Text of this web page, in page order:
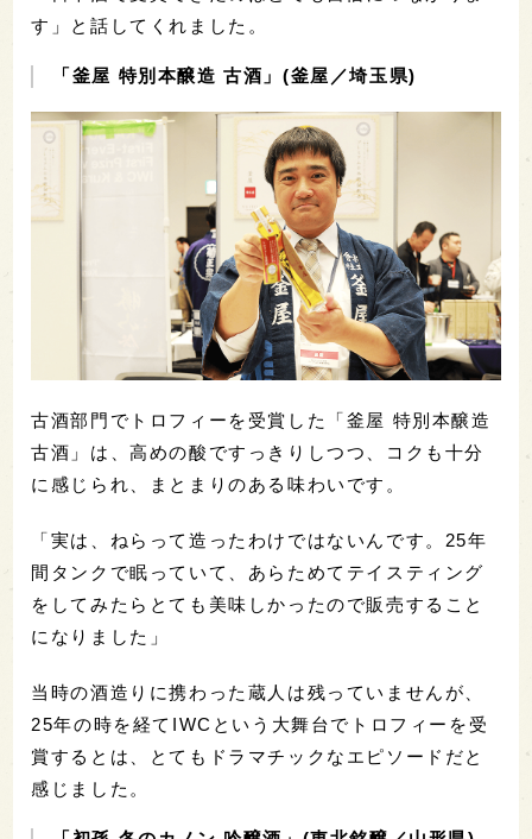
す」と話してくれました。
「釜屋 特別本醸造 古酒」(釜屋／埼玉県)
古酒部門でトロフィーを受賞した「釜屋 特別本醸造
古酒」は、高めの酸ですっきりしつつ、コクも十分
に感じられ、まとまりのある味わいです。
「実は、ねらって造ったわけではないんです。25年
間タンクで眠っていて、あらためてテイスティング
をしてみたらとても美味しかったので販売すること
になりました」
当時の酒造りに携わった蔵人は残っていませんが、
25年の時を経てIWCという大舞台でトロフィーを受
賞するとは、とてもドラマチックなエピソードだと
感じました。